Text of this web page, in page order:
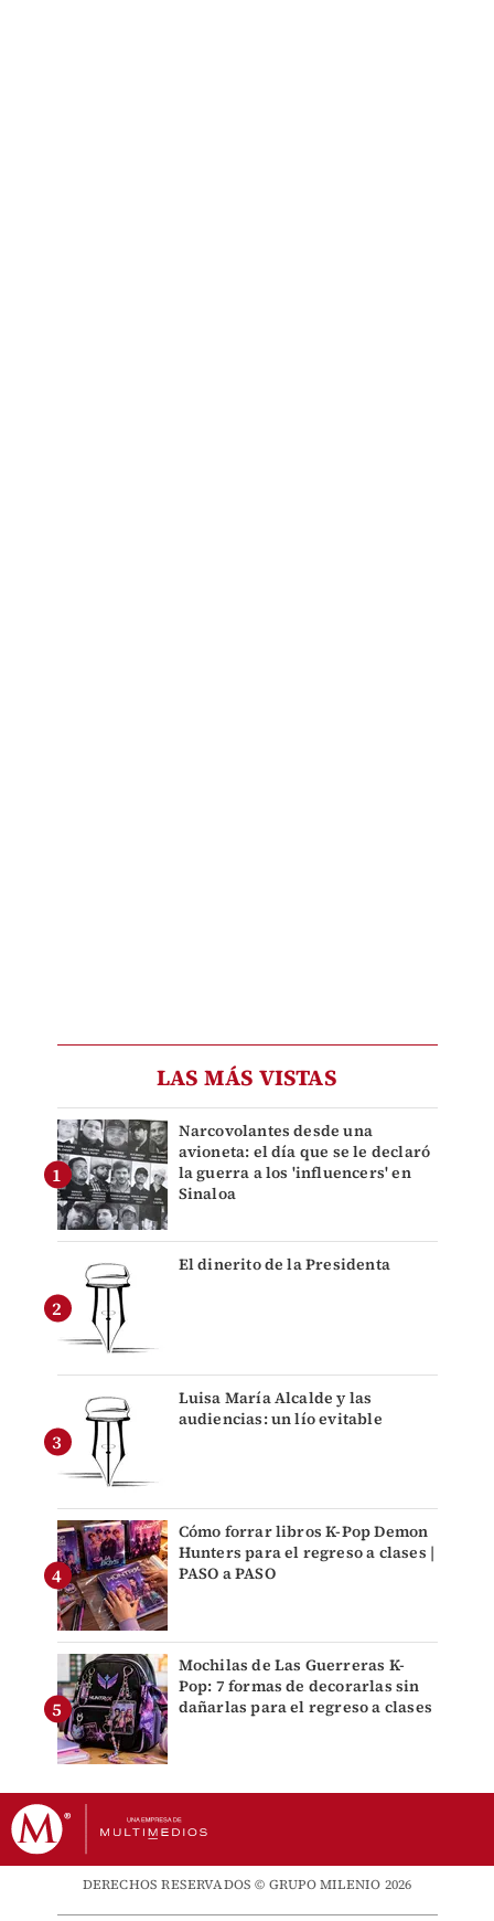
LAS MÁS VISTAS
Narcovolantes desde una
avioneta: el día que se le declaró
la guerra a los 'influencers' en
Sinaloa
El dinerito de la Presidenta
Luisa María Alcalde y las
audiencias: un lío evitable
Cómo forrar libros K-Pop Demon
Hunters para el regreso a clases |
PASO a PASO
Mochilas de Las Guerreras K-
Pop: 7 formas de decorarlas sin
dañarlas para el regreso a clases
DERECHOS RESERVADOS © GRUPO MILENIO 2026